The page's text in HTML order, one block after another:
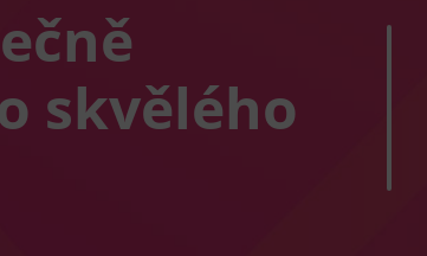
skvělého